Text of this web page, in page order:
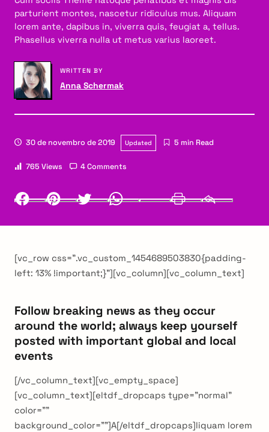
parturient montes, nascetur ridiculus mus. Aliquam
lorem ante, dapibus in, viverra quis, feugiat a, tellus.
Phasellus viverra nulla ut metus varius laoreet.
WRITTEN BY
Anna Schermak
30 de novembro de 2019 Updated 5 min Read
765 Views 4 Comments
Facebook PinterestTwitter
[vc_row css=”.vc_custom_1454689503830{padding-
left: 13% !important;}”][vc_column][vc_column_text]
Follow breaking news as they occur
around the world; always keep yourself
posted with important global and local
events
[/vc_column_text][vc_empty_space]
[vc_column_text][eltdf_dropcaps type=”normal”
color=””
background_color=””]A[/eltdf_dropcaps]liquam lorem